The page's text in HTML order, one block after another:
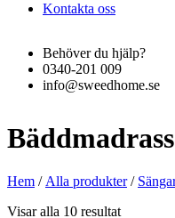
Kontakta oss
Behöver du hjälp?
0340-201 009
info@sweedhome.se
Hem /Alla produkter/
Visar alla 10 resultat